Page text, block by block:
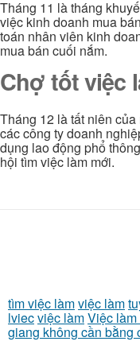
Tháng 11 là tháng
việc kinh doanh mua
toán nhân viên kinh
mua bán cuối nắm.
Chợ tốt việc
Tháng 12 là tất niên
các công ty doanh
dụng lao động phổ
hội tìm việc làm mới.
tìm việc làmviệc làm
lviecviệc làmViệc làm
giang không cần bằng